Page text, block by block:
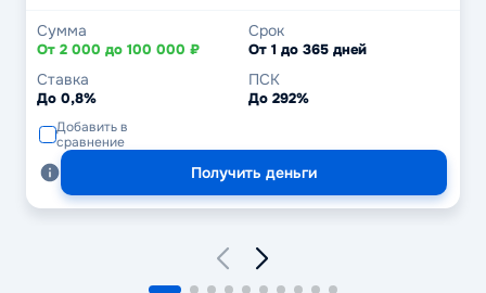
Сумма
От 2 000 до 100 000 ₽
Срок
От 1 до 365 дней
Ставка
До 0,8%
ПСК
До 292%
Добавить в
сравнение
Получить деньги